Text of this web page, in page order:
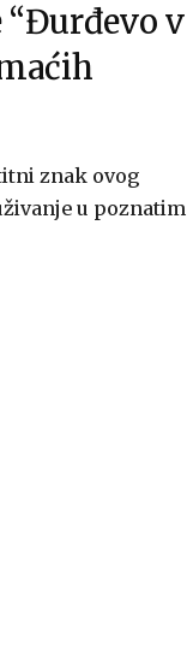
v
znak ovog
u poznatim